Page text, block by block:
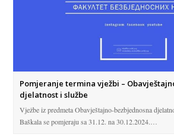
Pomjeranje termina vježbi –
djelatnost i službe
Vježbe iz predmeta Obavještajno-bezbjednosna
Baškala se pomjeraju sa 31.12. na 30.12.2024.…